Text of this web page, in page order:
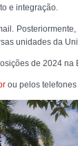
e integração.
unidades da
de 2024
ou pelos